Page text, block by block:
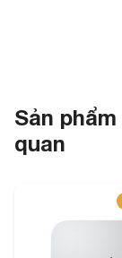
Sản
quan